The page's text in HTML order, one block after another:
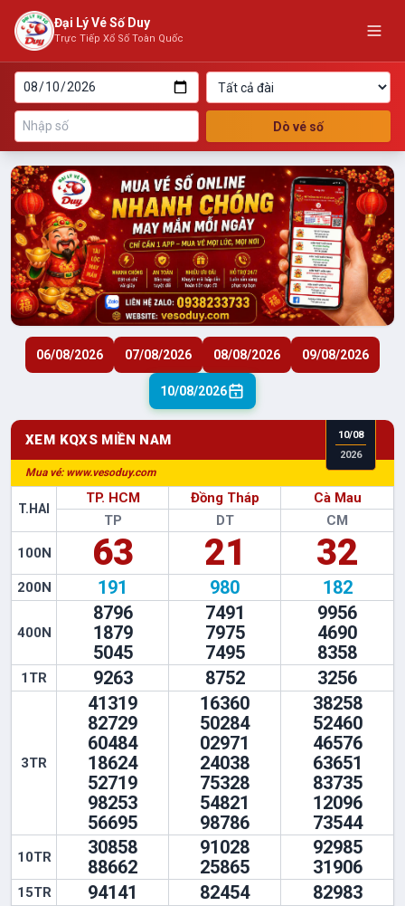
Đại Lý Vé Số Duy
Trực Tiếp Xổ Số Toàn Quốc
Dò vé số
06/08/2026 07/08/2026 08/08/2026 09/08/2026
10/08/2026
XEM KQXS MIỀN NAM
Mua vé: www.vesoduy.com
10/08
2026
T.HAI
TP. HCM Đồng Tháp
Cà Mau
TP
DT
CM
100N
63 21 32
200N 191 980 182
400N
8796
1879
5045
7491
7975
7495
9956
4690
8358
1TR 9263 8752 3256
3TR
41319
82729
60484
18624
52719
98253
56695
16360
50284
02971
24038
75328
54821
98786
38258
52460
46576
63651
83735
12096
73544
10TR
30858
88662
91028
25865
92985
31906
15TR 94141 82454 82983